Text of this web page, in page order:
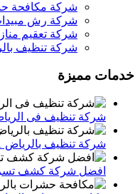
شركة مكافحة
شركة رش
شركة تعقيم
شركة تنظيف
خدمات مميزة
شركة تنظيف فى
شركة تنظيف بالرياض 0556501701 كلــين لايــن خصم 39% تنظيف وتعقيم المنازل باحدث الاجهزة
افضل شركة كشف تسربات المياه بالرياض